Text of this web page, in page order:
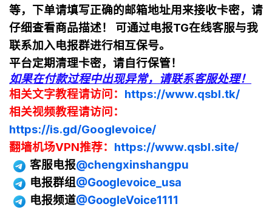
等，下单请填写正确的邮箱地址用来接收卡密，请
仔细查看商品描述！ 可通过电报TG在线客服与我
联系加入电报群进行相互保号。
平台定期清理卡密，请自行保管！
如果在付款过程中出现异常，请联系客服处理！
相关文字教程请访问： https://www.qsbl.tk/
相关视频教程请访问 ：
https://is.gd/Googlevoice/
翻墙机场VPN推荐： https://www.qsbl.site/
客服电报@chengxinshangpu
电报群组@Googlevoice_usa
电报频道@GoogleVoice1111